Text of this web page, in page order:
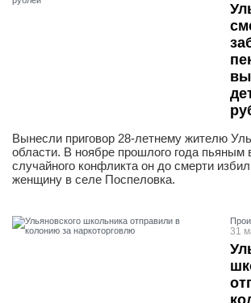
Вынесли приговор 28-летнему жителю
области. В ноябре прошлого года пьяным
случайного конфликта он до смерти
женщину в селе Поспеловка.
31